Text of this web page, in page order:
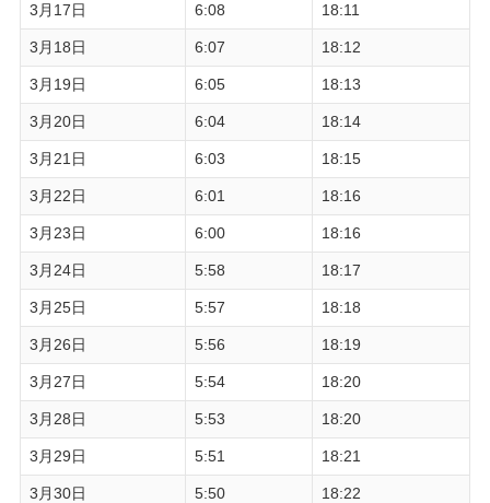
3月17日 6:08 18:11
3月18日 6:07 18:12
3月19日 6:05 18:13
3月20日 6:04 18:14
3月21日 6:03 18:15
3月22日 6:01 18:16
3月23日 6:00 18:16
3月24日 5:58 18:17
3月25日 5:57 18:18
3月26日 5:56 18:19
3月27日 5:54 18:20
3月28日 5:53 18:20
3月29日 5:51 18:21
3月30日 5:50 18:22